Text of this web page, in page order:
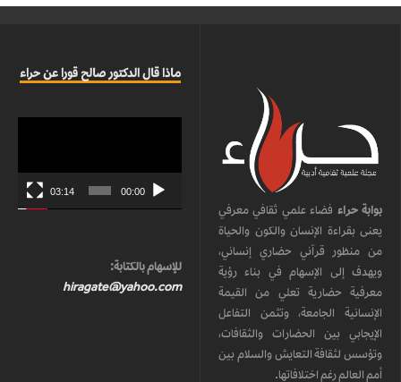
بوابة حراء فضاء علمي ثقافي معرفي
يعنى بقراءة الإنسان والكون والحياة
من منظور قرآني حضاري إنساني،
ويهدف إلى الإسهام في بناء رؤية
معرفية حضارية تعلي من القيمة
الإنسانية الجامعة، وتثمن التفاعل
الإيجابي بين الحضارات والثقافات،
وتؤسس لثقافة التعايش والسلام بين
أمم العالم رغم اختلافاتها.
ماذا قال الدكتور صالح قورا عن حراء
00:00
03:14
للإسهام بالكتابة:
hiragate@yahoo.com